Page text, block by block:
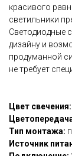
красивого
светильники
Светодиодные
дизайну и
продуманной
не требует
Цвет свечения:
Тип монтажа:
Источник